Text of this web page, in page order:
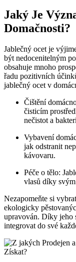
Jaký ​Je
Domačnosti?
Jablečný ocet je
být‌ nedocenitelným
⁣obsahuje mnoho
řadu pozitivních⁣
jablečný ocet​ v
Čištění
čisticím
nečistot a
Vybavení
jak odstranit
kávovaru.
Péče o tělo:
vlasů ‍díky
Nezapomeňte⁤ si
ekologicky⁢
upravován. Díky jeho
integrovat‍ do své